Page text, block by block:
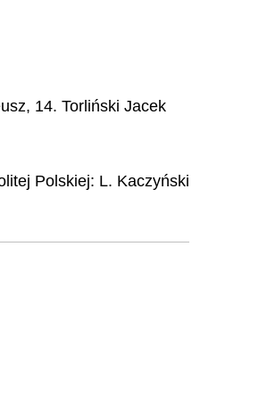
14. Torliński Jacek
Polskiej: L. Kaczyński